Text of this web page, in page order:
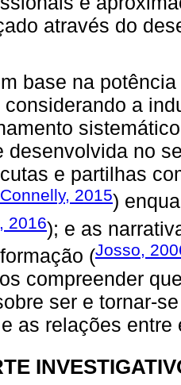
através do
base na
considerando a
desenvolvida no
e partilhas
2015)
2016); e as
(Josso,
compreender
ser e tornar-
as relações